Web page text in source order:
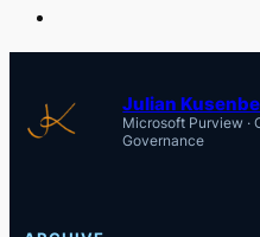
springen
Julian
Microsoft Purview ·
Governance